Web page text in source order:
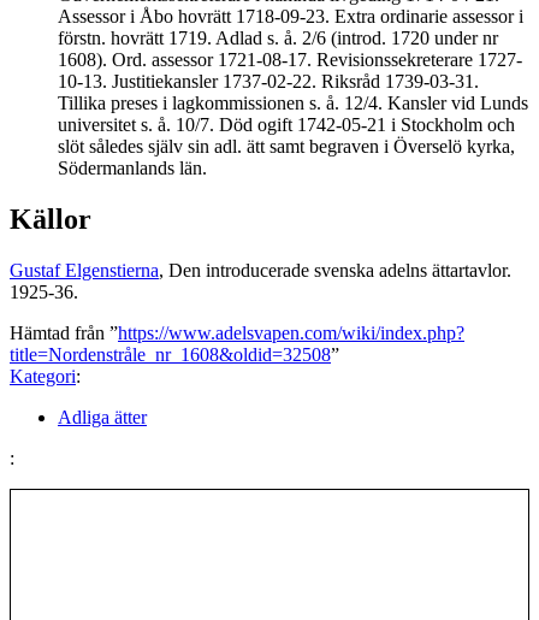
Assessor i Åbo hovrätt 1718-09-23. Extra ordinarie assessor i
förstn. hovrätt 1719. Adlad s. å. 2/6 (introd. 1720 under nr
1608). Ord. assessor 1721-08-17. Revisionssekreterare 1727-
10-13. Justitiekansler 1737-02-22. Riksråd 1739-03-31.
Tillika preses i lagkommissionen s. å. 12/4. Kansler vid Lunds
universitet s. å. 10/7. Död ogift 1742-05-21 i Stockholm och
slöt således själv sin adl. ätt samt begraven i Överselö kyrka,
Södermanlands län.
Källor
Gustaf Elgenstierna, Den introducerade svenska adelns ättartavlor.
1925-36.
Hämtad från ”https://www.adelsvapen.com/wiki/index.php?
title=Nordenstråle_nr_1608&oldid=32508”
Kategori:
Adliga ätter
: